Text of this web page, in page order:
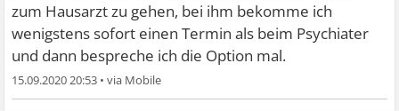
zum Hausarzt zu gehen, bei ihm bekomme ich
wenigstens sofort einen Termin als beim Psychiater
und dann bespreche ich die Option mal.
15.09.2020 20:53 •